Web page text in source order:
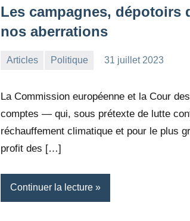
Les campagnes, dépotoirs
nos aberrations
Articles Politique
31 juillet 2023
La Commission européenne et la Cour des
comptes — qui, sous prétexte de lutte
réchauffement climatique et pour le plus
profit des […]
Continuer la lecture